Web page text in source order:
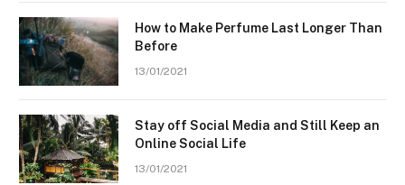
How to Make Perfume Last Longer Than
Before
13/01/2021
Stay off Social Media and Still Keep an
Online Social Life
13/01/2021